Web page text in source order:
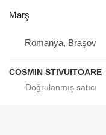
Marş
Romanya, Braşov
COSMIN STIVUITOARE